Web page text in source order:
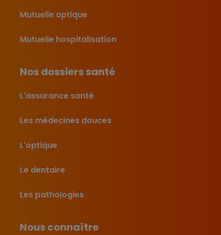
Mutuelle optique
Mutuelle hospitalisation
Nos dossiers santé
L'assurance santé
Les médecines douces
L'optique
Le dentaire
Les pathologies
Nous connaître